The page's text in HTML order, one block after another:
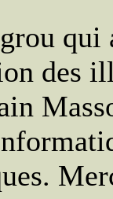
qui
des